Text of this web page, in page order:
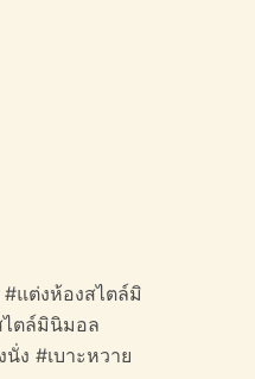
แต่งห้องสไตล์มิ
ไตล์มินิมอล
ง #เบาะหวาย